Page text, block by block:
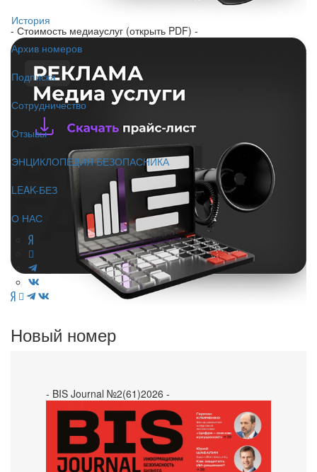
История
Архив номеров
Подписка
Сотрудничество
Отзывы
ЭНЦИКЛОПЕДИЯ БЕЗОПАСНИКА
LEAK-БЕЗ
О НАС
- Стоимость медиауслуг (открыть PDF) -
Новый номер
- BIS Journal №2(61)2026 -